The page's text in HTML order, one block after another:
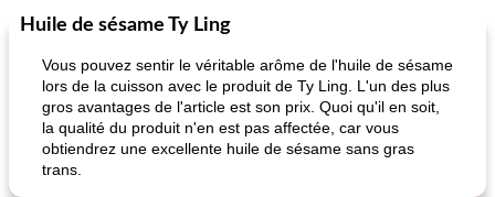
min
Alimentation saine
Huile de sésame Ty Ling
Vous pouvez sentir le véritable arôme de l'huile de sésame
lors de la cuisson avec le produit de Ty Ling. L'un des plus
gros avantages de l'article est son prix. Quoi qu'il en soit,
la qualité du produit n'en est pas affectée, car vous
obtiendrez une excellente huile de sésame sans gras
trans.